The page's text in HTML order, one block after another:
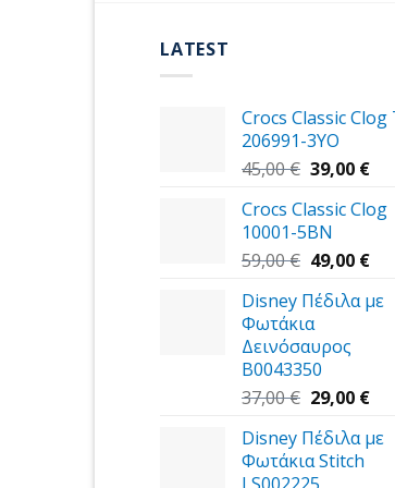
LATEST
Crocs Classic Clog
206991-3YΟ
45,00€ Original
was:
45,00 €.
39,00 €Η
τιμή
Crocs Classic Clog
10001-5BN
59,00€ Original
was:
59,00 €.
49,00 €Η
τιμή
Disney Πέδιλα με
Φωτάκια
Δεινόσαυρος
B0043350
37,00€ Original
was:
37,00 €.
29,00 €Η
τιμή
Disney Πέδιλα με
Φωτάκια Stitch
LS002225